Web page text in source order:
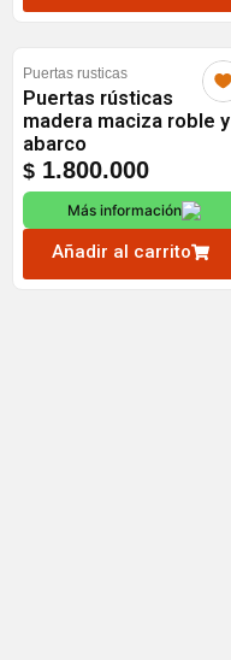
Puertas rusticas
Puertas rústicas
madera maciza roble y
abarco
$ 1.800.000
Más información
Añadir al carrito